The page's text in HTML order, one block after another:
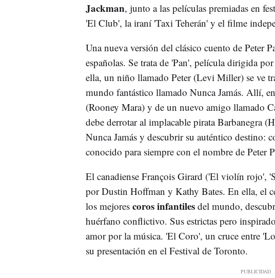
Jackman, junto a las películas premiadas en
'El Club', la iraní 'Taxi Teherán' y el filme
Una nueva versión del clásico cuento de Peter
españolas. Se trata de 'Pan', película dirigida por
ella, un niño llamado Peter (Levi Miller) se ve
mundo fantástico llamado Nunca Jamás. Allí,
(Rooney Mara) y de un nuevo amigo llamado
debe derrotar al implacable pirata Barbanegra
Nunca Jamás y descubrir su auténtico destino:
conocido para siempre con el nombre de Peter
El canadiense François Girard ('El violín rojo',
por Dustin Hoffman y Kathy Bates. En ella, el
los mejores coros infantilesdel mundo,
huérfano conflictivo. Sus estrictas pero
amor por la música. 'El Coro', un cruce entre
su presentación en el Festival de Toronto.